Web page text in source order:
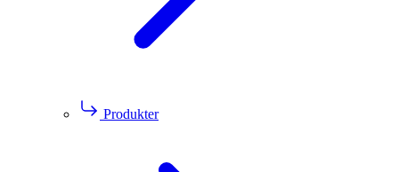
Produkter